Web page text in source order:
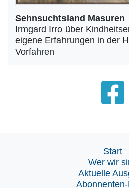
Sehnsuchtsland Masuren
Irmgard Irro über
eigene Erfahrungen in der
Vorfahren
Start
Wer wir
Aktuelle